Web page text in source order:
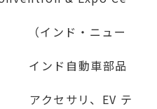
・ニュー
自動車部品
セサリ、EV テ